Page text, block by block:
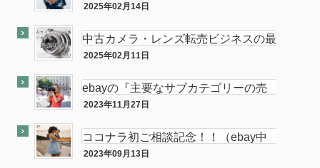
最終奥義教えます』のebay輸出会員
2025年02月14日
中古カメラ・レンズ転売ビジネスの最
終奥義教えます…を販売開始し数ヶ月
2025年02月11日
ebayの『主要なサブカテゴリーの売
れ筋』がカメラである件
2023年11月27日
ココナラ初ご相談記念！！（ebay中
古フィルムカメラ輸出の相談をお受け
2023年09月13日